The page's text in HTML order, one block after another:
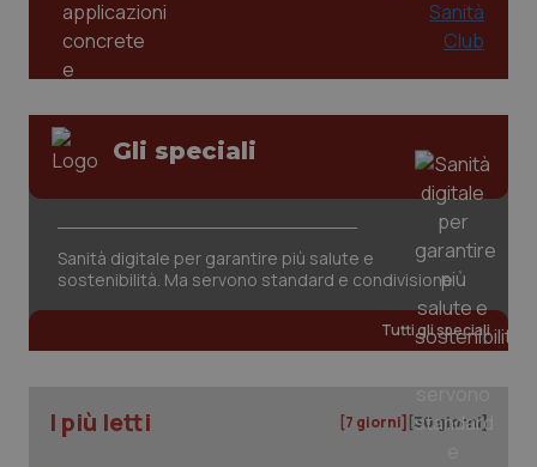
Gli speciali
Sanità digitale per garantire più salute e
sostenibilità. Ma servono standard e condivisione
Tutti gli speciali
I più letti [7 giorni] [30 giorni]
www.quotidianosanita.it
www.quotidianosanita.it